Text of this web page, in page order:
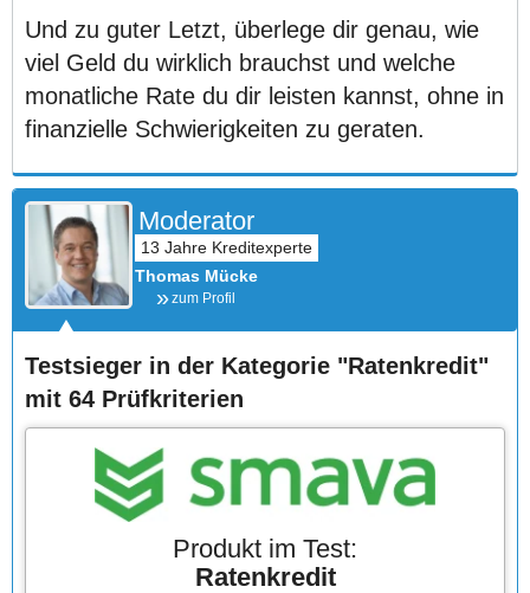
Und zu guter Letzt, überlege dir genau, wie
viel Geld du wirklich brauchst und welche
monatliche Rate du dir leisten kannst, ohne in
finanzielle Schwierigkeiten zu geraten.
Moderator
Thomas Mücke
zum Profil
Testsieger in der Kategorie "Ratenkredit"
mit 64 Prüfkriterien
Produkt im Test:
Ratenkredit